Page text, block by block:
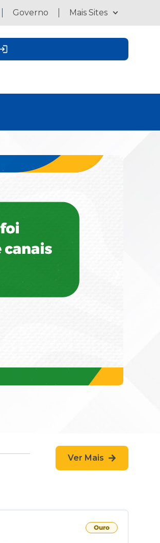
Governo Mais Sites
Ver Mais
Ouro